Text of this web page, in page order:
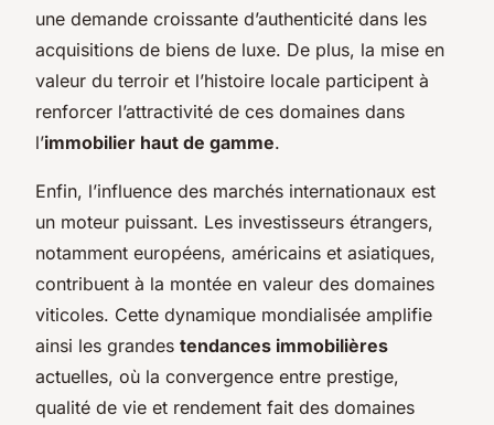
une demande croissante d’authenticité dans les
acquisitions de biens de luxe. De plus, la mise en
valeur du terroir et l’histoire locale participent à
renforcer l’attractivité de ces domaines dans
l’immobilier haut de gamme.
Enfin, l’influence des marchés internationaux est
un moteur puissant. Les investisseurs étrangers,
notamment européens, américains et asiatiques,
contribuent à la montée en valeur des domaines
viticoles. Cette dynamique mondialisée amplifie
ainsi les grandes tendances immobilières
actuelles, où la convergence entre prestige,
qualité de vie et rendement fait des domaines